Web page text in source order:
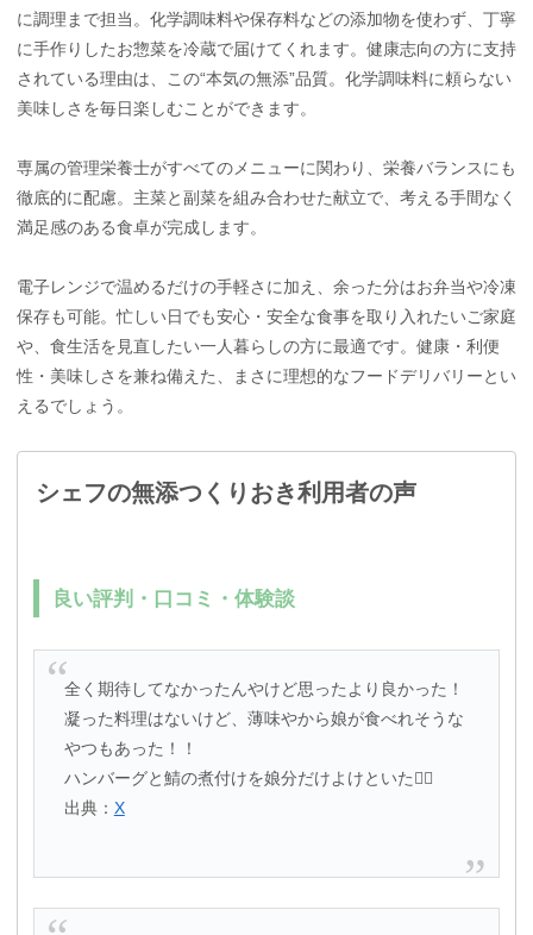
に調理まで担当。化学調味料や保存料などの添加物を使わず、丁寧
に手作りしたお惣菜を冷蔵で届けてくれます。健康志向の方に支持
されている理由は、この“本気の無添”品質。化学調味料に頼らない
美味しさを毎日楽しむことができます。
専属の管理栄養士がすべてのメニューに関わり、栄養バランスにも
徹底的に配慮。主菜と副菜を組み合わせた献立で、考える手間なく
満足感のある食卓が完成します。
電子レンジで温めるだけの手軽さに加え、余った分はお弁当や冷凍
保存も可能。忙しい日でも安心・安全な食事を取り入れたいご家庭
や、食生活を見直したい一人暮らしの方に最適です。健康・利便
性・美味しさを兼ね備えた、まさに理想的なフードデリバリーとい
えるでしょう。
シェフの無添つくりおき利用者の声
良い評判・口コミ・体験談
全く期待してなかったんやけど思ったより良かった！
凝った料理はないけど、薄味やから娘が食べれそうな
やつもあった！！
ハンバーグと鯖の煮付けを娘分だけよけといた🙂‍↕️
出典： X